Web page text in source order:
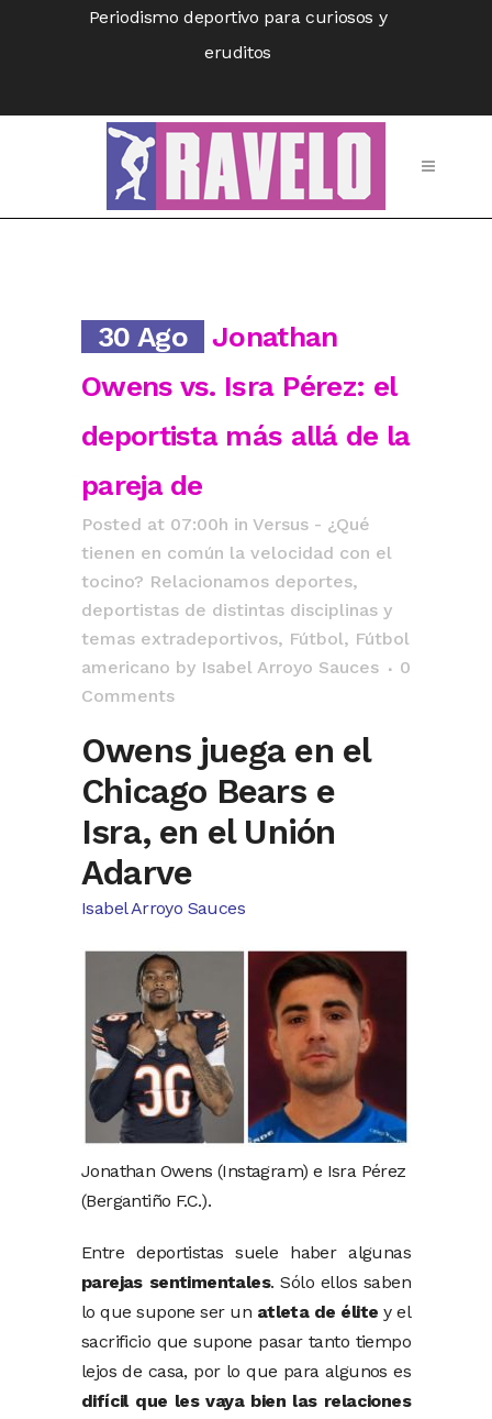
Periodismo deportivo para curiosos y
eruditos
30 Ago
Jonathan
Owens vs. Isra Pérez: el
deportista más allá de la
pareja de
Posted at 07:00h in Versus - ¿Qué
tienen en común la velocidad con el
tocino? Relacionamos deportes,
deportistas de distintas disciplinas y
temas extradeportivos, Fútbol, Fútbol
americano by Isabel Arroyo Sauces
0
Comments
Owens juega en el
Chicago Bears e
Isra, en el Unión
Adarve
Isabel Arroyo Sauces
Jonathan Owens (Instagram) e Isra Pérez
(Bergantiño F.C.).
Entre deportistas suele haber algunas
parejas sentimentales. Sólo ellos saben
lo que supone ser un atleta de élite y el
sacrificio que supone pasar tanto tiempo
lejos de casa, por lo que para algunos es
difícil que les vaya bien las relaciones